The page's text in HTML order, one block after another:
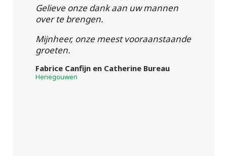
Gelieve onze dank aan uw mannen
over te brengen.
Mijnheer, onze meest vooraanstaande
groeten.
Fabrice Canfijn en Catherine Bureau
Henegouwen